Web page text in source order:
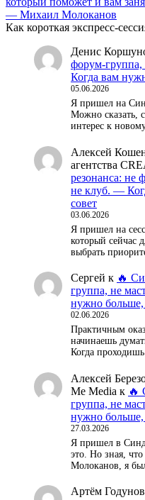
— Михаил Молоканов
Как короткая экспресс-
Денис
форум-
Когда вам
05.06.2026
Я пришел на
Можно сказать,
интерес к
Алексей
агентства
резонанса: не
не клуб. —
совет
03.06.2026
Я пришел на
который сейчас
выбрать
Сергей к 🔥
группа, не
нужно больше,
02.06.2026
Практичным
начинаешь
Когда
Алексей
Me Media к 🔥
группа, не
нужно больше,
27.03.2026
Я пришел в
это. Но зная,
Молоканов, я
Артём